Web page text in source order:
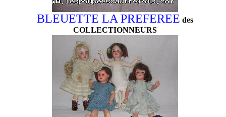
BLEUETTE LA PREFEREE des
COLLECTIONNEURS